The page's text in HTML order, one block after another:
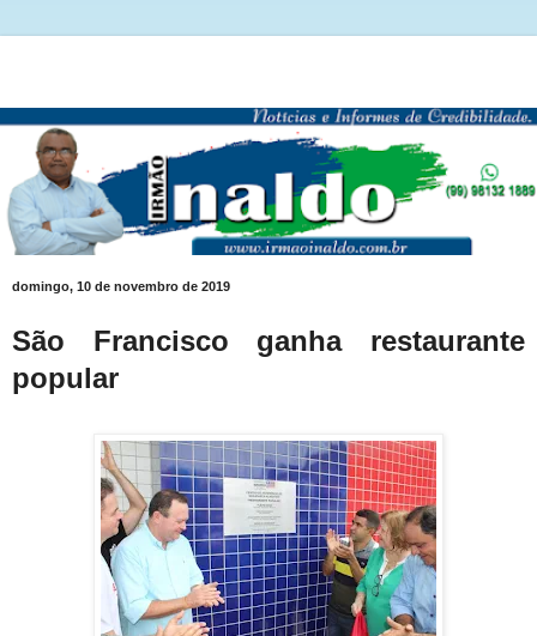
domingo, 10 de novembro de 2019
São Francisco ganha restaurante
popular